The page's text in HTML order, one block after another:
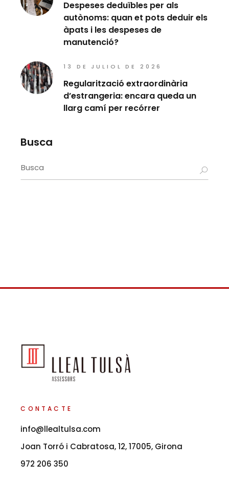
Despeses deduïbles per als
autònoms: quan et pots deduir els
àpats i les despeses de
manutenció?
13 DE JULIOL DE 2026
Regularització extraordinària
d’estrangeria: encara queda un
llarg camí per recórrer
Busca
Search
for:
CONTACTE
info@llealtulsa.com
Joan Torró i Cabratosa, 12, 17005, Girona
972 206 350